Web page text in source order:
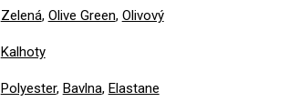
Zelená, Olive Green, Olivový
Kalhoty
Polyester, Bavlna, Elastane